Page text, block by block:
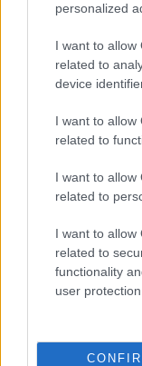
personalized
I want to allow
related to
device
I want to allow
related to
I want to allow
related to
I want to allow
related to
functionality
user protection.
BEST OF